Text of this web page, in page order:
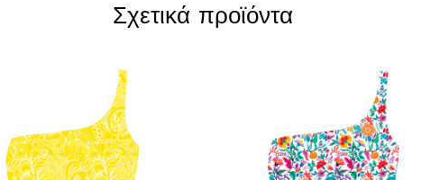
Σχετικά προϊόντα